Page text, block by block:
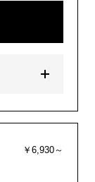
￥6,930～